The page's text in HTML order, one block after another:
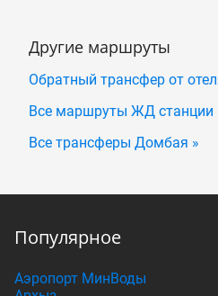
Другие маршруты
Обратный трансфер от
Все маршруты ЖД станции
Все трансферы Домбая »
Популярное
Аэропорт МинВоды